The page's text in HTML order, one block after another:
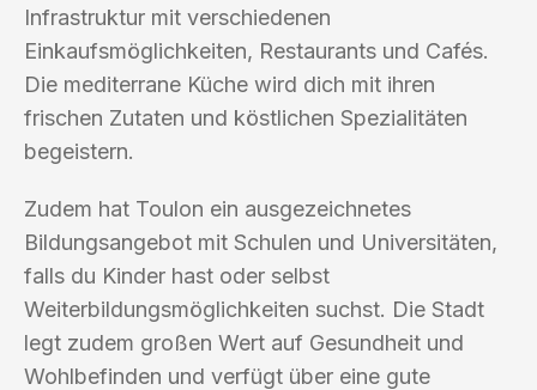
Infrastruktur mit verschiedenen
Einkaufsmöglichkeiten, Restaurants und Cafés.
Die mediterrane Küche wird dich mit ihren
frischen Zutaten und köstlichen Spezialitäten
begeistern.
Zudem hat Toulon ein ausgezeichnetes
Bildungsangebot mit Schulen und Universitäten,
falls du Kinder hast oder selbst
Weiterbildungsmöglichkeiten suchst. Die Stadt
legt zudem großen Wert auf Gesundheit und
Wohlbefinden und verfügt über eine gute